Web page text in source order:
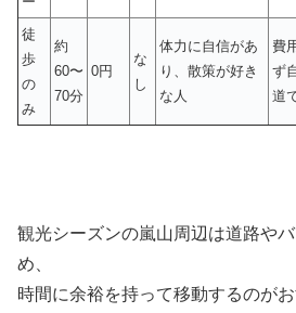
徒
歩
の
み
約
60〜
70分
0円
な
し
体力に自信があ
り、散策が好き
な人
費
ず
道
観光シーズンの嵐山周辺は道路や
め、
時間に余裕を持って移動するのがお